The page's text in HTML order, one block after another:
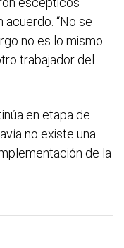
acuerdo. “No se
no es lo mismo
trabajador del
en etapa de
no existe una
de la